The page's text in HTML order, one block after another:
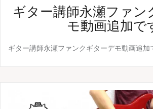
ギター講師永瀬ファン
モ動画追加で
ギター講師永瀬ファンクギターデモ動画追加